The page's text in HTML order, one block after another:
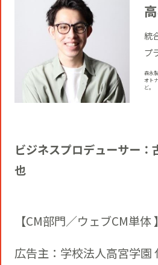
統
プ
森永
オト
ど。
ビジネスプロデューサー：
也
【CM部門／ウェブCM単体 】
広告主：学校法人高宮学園